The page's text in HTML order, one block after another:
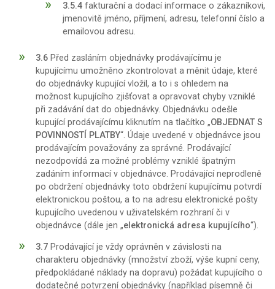
3.5.4fakturační a dodací informace o zákazníkovi,
jmenovitě jméno, příjmení, adresu, telefonní číslo a
emailovou adresu.
3.6 Před zasláním objednávky prodávajícímu je
kupujícímu umožněno zkontrolovat a měnit údaje, které
do objednávky kupující vložil, a to i s ohledem na
možnost kupujícího zjišťovat a opravovat chyby vzniklé
při zadávání dat do objednávky. Objednávku odešle
kupující prodávajícímu kliknutím na tlačítko „OBJEDNAT S
POVINNOSTÍ PLATBY“. Údaje uvedené v objednávce jsou
prodávajícím považovány za správné. Prodávající
nezodpovídá za možné problémy vzniklé špatným
zadáním informací v objednávce. Prodávající neprodleně
po obdržení objednávky toto obdržení kupujícímu potvrdí
elektronickou poštou, a to na adresu elektronické pošty
kupujícího uvedenou v uživatelském rozhraní či v
objednávce (dále jen „elektronická adresa kupujícího“).
3.7 Prodávající je vždy oprávněn v závislosti na
charakteru objednávky (množství zboží, výše kupní ceny,
předpokládané náklady na dopravu) požádat kupujícího o
dodatečné potvrzení objednávky (například písemně či